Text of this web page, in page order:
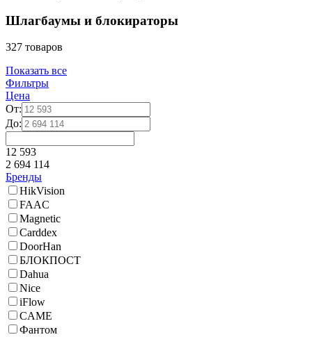
Шлагбаумы и блокираторы
327 товаров
Показать все
Фильтры
Цена
От:
До:
12 593
2 694 114
Бренды
HikVision
FAAC
Magnetic
Carddex
DoorHan
БЛОКПОСТ
Dahua
Nice
iFlow
CAME
Фантом